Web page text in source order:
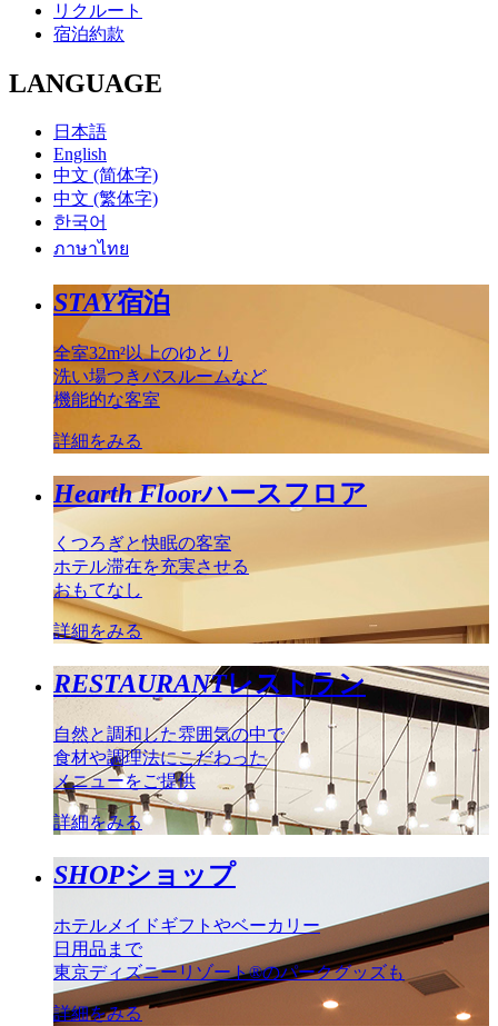
リクルート
宿泊約款
LANGUAGE
日本語
English
中文 (简体字)
中文 (繁体字)
한국어
ภาษาไทย
STAY宿泊
全室32m²以上のゆとり
洗い場つきバスルームなど
機能的な客室
詳細をみる
Hearth Floorハースフロア
くつろぎと快眠の客室
ホテル滞在を充実させる
おもてなし
詳細をみる
RESTAURANTレストラン
自然と調和した雰囲気の中で
食材や調理法にこだわった
メニューをご提供
詳細をみる
SHOPショップ
ホテルメイドギフトやベーカリー
日用品まで
東京ディズニーリゾート®のパークグッズも
詳細をみる